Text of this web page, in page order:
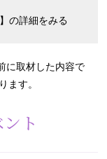
の詳細をみる
に取材した内容で
ます。
ト